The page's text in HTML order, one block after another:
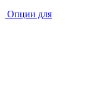
Опции для